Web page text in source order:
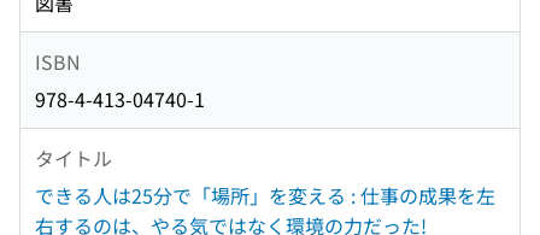
ISBN
978-4-413-04740-1
タイトル
できる人は25分で「場所」を変える : 仕事の成果を左
右するのは、やる気ではなく環境の力だった!